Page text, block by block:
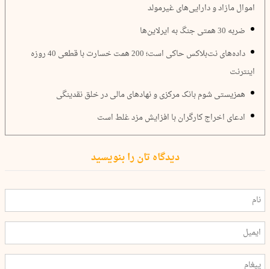
اموال مازاد و دارایی‌های غیرمولد
ضربه 30 همتی جنگ به ایرلاین‌ها
داده‌های نت‌بلاکس حاکی است؛ 200 همت خسارت با قطعی 40 روزه
اینترنت
همزیستی شوم بانک مرکزی و نهادهای مالی در خلق نقدینگی
ادعای اخراج کارگران با افزایش مزد غلط است
دیدگاه تان را بنویسید